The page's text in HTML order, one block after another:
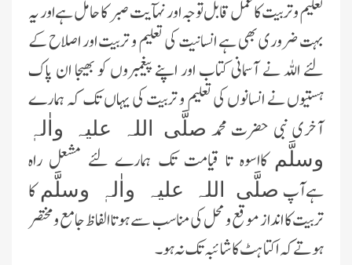
تعلیم و تربیت کا عمل قابل توجہ اور نہآیت صبر کا حامل ہے اور یہ
بہت ضروری بھی ہے انسانیت کی تعلیم و تربیت اور اصلاح کے
لئے اللہ نے آسمانی کتاب اور اپنے پیغمبروں کو بھیجا ان پاک
ہستیوں نے انسانوں کی تعلیم و تربیت کی یہاں تک کہ ہمارے
آخری نبی حضرت محمد صلَّی اللہ علیہ واٰلہٖ
وسلَّم کااسوہ تا قیامت تک ہمارے لئے مشعل راہ
ہےآپ صلَّی اللہ علیہ واٰلہٖ وسلَّمکا
تربیت کا انداز موقع و محل کی مناسب سے ہوتا الفاظ جامع و مختصر
ہوتےکہ اکتاہٹ کا شائبہ تک نہ ہو۔